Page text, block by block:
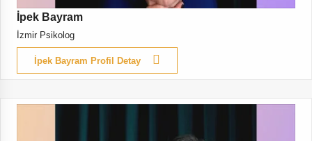
İpek Bayram
İzmir Psikolog
İpek Bayram Profil Detay